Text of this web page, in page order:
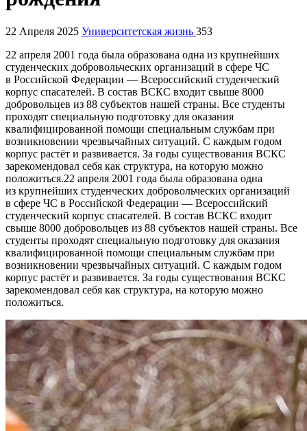
22 Апреля 2025 Университетская жизнь 353
22 апреля 2001 года была образована одна из крупнейших
студенческих добровольческих организаций в сфере ЧС
в Российской Федерации — Всероссийский студенческий
корпус спасателей. В состав ВСКС входит свыше 8000
добровольцев из 88 субъектов нашей страны. Все студенты
проходят специальную подготовку для оказания
квалифицированной помощи специальным службам при
возникновении чрезвычайных ситуаций. С каждым годом
корпус растёт и развивается. За годы существования ВСКС
зарекомендовал себя как структура, на которую можно
положиться.22 апреля 2001 года была образована одна
из крупнейших студенческих добровольческих организаций
в сфере ЧС в Российской Федерации — Всероссийский
студенческий корпус спасателей. В состав ВСКС входит
свыше 8000 добровольцев из 88 субъектов нашей страны. Все
студенты проходят специальную подготовку для оказания
квалифицированной помощи специальным службам при
возникновении чрезвычайных ситуаций. С каждым годом
корпус растёт и развивается. За годы существования ВСКС
зарекомендовал себя как структура, на которую можно
положиться.